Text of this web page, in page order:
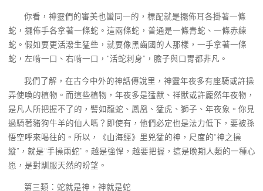
你看，神靈們的審美也蠻同一的，標配就是擺佈耳各掛著一條
蛇，擺佈手各拿著一條蛇。這兩條蛇，普通是一條青蛇、一條赤練
蛇。假如要更活潑生猛些，就要像黑齒國的人那樣，一手拿著一條
蛇，左啃一口、右啃一口，“活蛇刺身”，膽子與口胃都非凡。
我們了解，在古今中外的神話傳說里，神靈年夜多有座騎或許操
弄使喚的植物。而這些植物，年夜多是猛獸、祥獸或許龐然年夜物，
是凡人所把握不了的，譬如龍蛇、鳳凰、猛虎、獅子、年夜象。你見
過騎著豬狗牛羊的仙人嗎？即使有，他們必定也是法力低下，要被孫
悟空呼來喝往的。所以，《山海經》里兇猛的神，尺度的“神之操
縱”，就是“手操兩蛇”。越是強悍，越要把握，這是晚期人類的一種心
愿，是對馴服天然的盼望。
第三類：蛇就是神，神就是蛇